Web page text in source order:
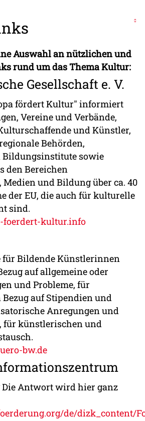
Auswahl an nützlichen und
rund um das Thema Kultur:
Gesellschaft e. V.
fördert Kultur" informiert
Vereine und Verbände,
und Künstler,
Behörden,
Bildungsinstitute sowie
den Bereichen
und Bildung über ca. 40
der EU, die auch für kulturelle
sind.
foerdert-kultur.info
für Bildende Künstlerinnen
auf allgemeine oder
und Probleme, für
auf Stipendien und
Anregungen und
für künstlerischen und
bw.de
Die Antwort wird hier ganz
de/dizk_content/